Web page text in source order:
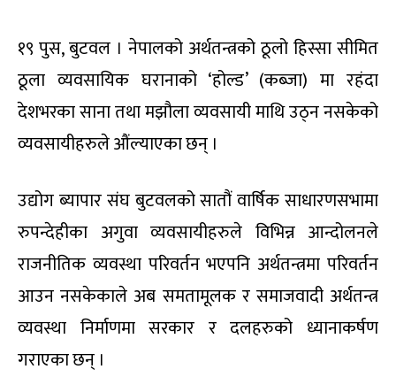
१९ पुस, बुटवल । नेपालको अर्थतन्त्रको ठूलो हिस्सा सीमित
ठूला व्यवसायिक घरानाको ‘होल्ड’ (कब्जा) मा रहंदा
देशभरका साना तथा मझौला व्यवसायी माथि उठ्न नसकेको
व्यवसायीहरुले औंल्याएका छन् ।
उद्योग ब्यापार संघ बुटवलको सातौं वार्षिक साधारणसभामा
रुपन्देहीका अगुवा व्यवसायीहरुले विभिन्न आन्दोलनले
राजनीतिक व्यवस्था परिवर्तन भएपनि अर्थतन्त्रमा परिवर्तन
आउन नसकेकाले अब समतामूलक र समाजवादी अर्थतन्त्र
व्यवस्था निर्माणमा सरकार र दलहरुको ध्यानाकर्षण
गराएका छन् ।